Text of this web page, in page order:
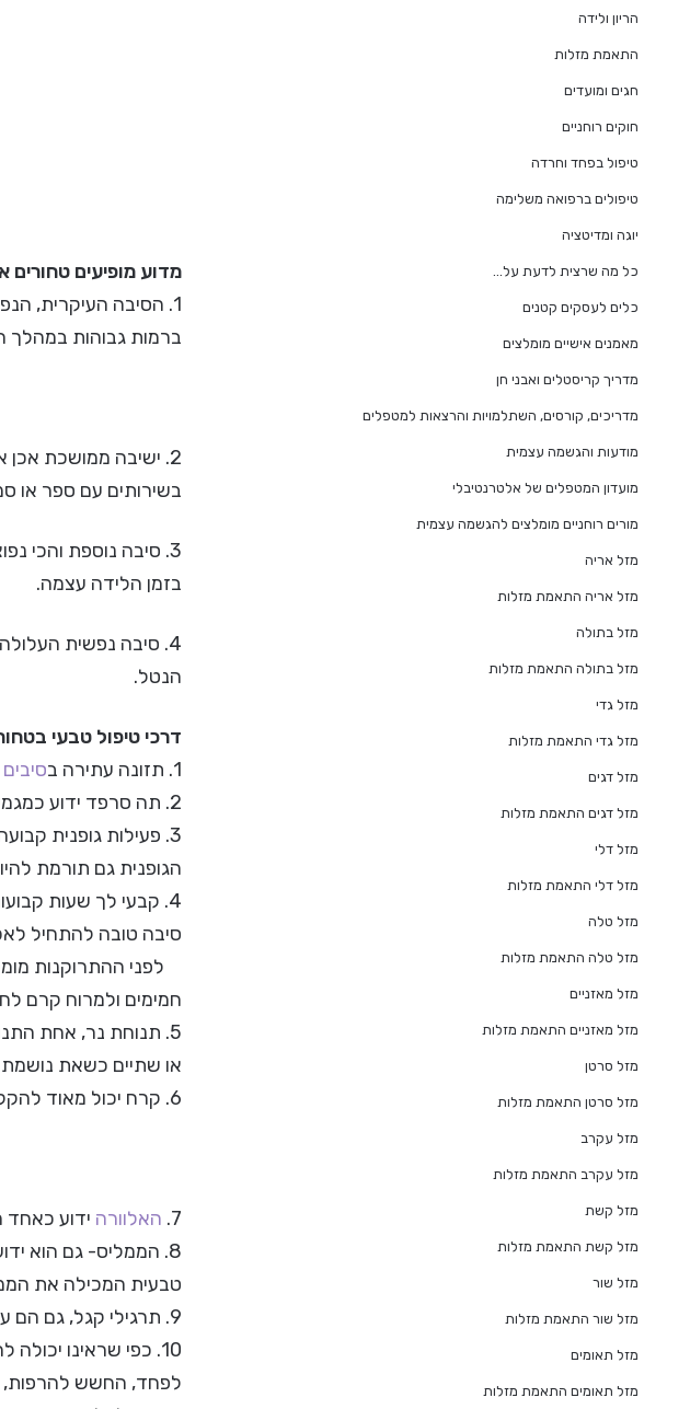
מדוע מופיעים טחורים
1. הסיבה העיקרית,
ברמות גבוהות במהלך
2. ישיבה ממושכת אכן
בשירותים עם ספר או
3. סיבה נוספת והכי נפוצה אצל נשים בהיריון ואחרי הלידה, היא
בזמן הלידה עצמה.
4. סיבה נפשית
הנטל.
דרכי טיפול טבעי
1. תזונה עתירה ב
2. תה סרפד ידוע כמגמיש כלי דם.
3. פעילות גופנית קבועה, הליכה או ריצה (בהיריון עדיף הליכה), יוגה,
הגופנית גם תורמת
סיבה טובה להתחיל
לפני ההתרוקנות
חמימים ולמרוח קרם
או שתיים כשאת נושמת
6. קרח יכול מאוד להקל, מומלץ לעטוף חבילת קרחונים במגבת או בד רך ולשבת עליה כ- 10 דקות.
7. האלוורה ידוע
8. הממליס- גם הוא
טבעית המכילה את
9. תרגילי קגל, גם הם עוזרים להזרמת הדם לאזור פי הטבעת.
10. כפי שראינו
לפחד, החשש להרפות,
הריון ולידה
התאמת מזלות
חגים ומועדים
חוקים רוחניים
טיפול בפחד וחרדה
טיפולים ברפואה משלימה
יוגה ומדיטציה
כל מה שרצית לדעת על…
כלים לעסקים קטנים
מאמנים אישיים מומלצים
מדריך קריסטלים ואבני חן
מדריכים, קורסים, השתלמויות והרצאות למטפלים
מודעות והגשמה עצמית
מועדון המטפלים של אלטרנטיבלי
מורים רוחניים מומלצים להגשמה עצמית
מזל אריה
מזל אריה התאמת מזלות
מזל בתולה
מזל בתולה התאמת מזלות
מזל גדי
מזל גדי התאמת מזלות
מזל דגים
מזל דגים התאמת מזלות
מזל דלי
מזל דלי התאמת מזלות
מזל טלה
מזל טלה התאמת מזלות
מזל מאזניים
מזל מאזניים התאמת מזלות
מזל סרטן
מזל סרטן התאמת מזלות
מזל עקרב
מזל עקרב התאמת מזלות
מזל קשת
מזל קשת התאמת מזלות
מזל שור
מזל שור התאמת מזלות
מזל תאומים
מזל תאומים התאמת מזלות